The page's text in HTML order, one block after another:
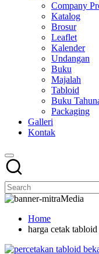
Company
Katalog
Brosur
Leaflet
Kalender
Undangan
Buku
Majalah
Tabloid
Buku
Packaging
Galleri
Kontak
Home
harga cetak